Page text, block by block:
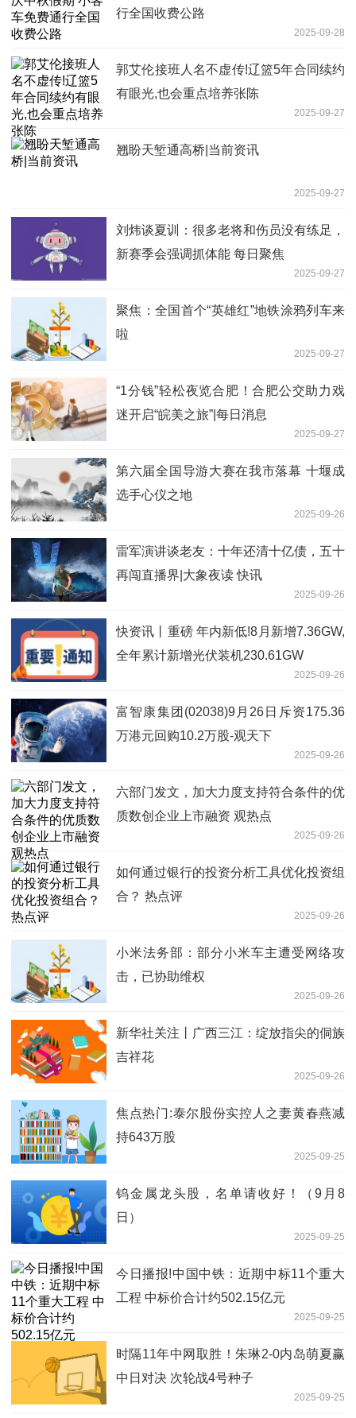
行全国收费公路
2025-09-28
郭艾伦接班人名不虚传!辽篮5年合同续约
有眼光,也会重点培养张陈
2025-09-27
翘盼天堑通高桥|当前资讯
2025-09-27
刘炜谈夏训：很多老将和伤员没有练足，
新赛季会强调抓体能 每日聚焦
2025-09-27
聚焦：全国首个“英雄红”地铁涂鸦列车来
啦
2025-09-27
“1分钱”轻松夜览合肥！合肥公交助力戏
迷开启“皖美之旅”|每日消息
2025-09-27
第六届全国导游大赛在我市落幕 十堰成
选手心仪之地
2025-09-26
雷军演讲谈老友：十年还清十亿债，五十
再闯直播界|大象夜读 快讯
2025-09-26
快资讯丨重磅 年内新低!8月新增7.36GW,
全年累计新增光伏装机230.61GW
2025-09-26
富智康集团(02038)9月26日斥资175.36
万港元回购10.2万股-观天下
2025-09-26
六部门发文，加大力度支持符合条件的优
质数创企业上市融资 观热点
2025-09-26
如何通过银行的投资分析工具优化投资组
合？ 热点评
2025-09-26
小米法务部：部分小米车主遭受网络攻
击，已协助维权
2025-09-26
新华社关注丨广西三江：绽放指尖的侗族
吉祥花
2025-09-26
焦点热门:泰尔股份实控人之妻黄春燕减
持643万股
2025-09-25
钨金属龙头股，名单请收好！（9月8
日）
2025-09-25
今日播报!中国中铁：近期中标11个重大
工程 中标价合计约502.15亿元
2025-09-25
时隔11年中网取胜！朱琳2-0内岛萌夏赢
中日对决 次轮战4号种子
2025-09-25